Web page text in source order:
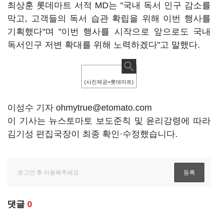
최상훈 롯데마트 서적 MD는 "국내 독서 인구 감소를
막고, 고객들의 독서 습관 확립을 위해 이번 행사를
기획했다"며 "이번 행사를 시작으로 앞으로도 국내
독서인구 저변 확대를 위해 노력하겠다"고 말했다.
(사진제공=롯데마트)
이성수 기자 ohmytrue@etomato.com
이 기사는 뉴스토마토 보도준칙 및 윤리강령에 따라
김기성 편집국장이 최종 확인·수정했습니다.
댓글 0